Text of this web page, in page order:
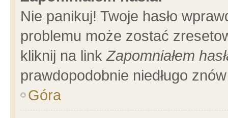
Nie panikuj! Twoje hasło
problemu może zostać
kliknij na linkZapomniałem
prawdopodobnie niedługo
Góra